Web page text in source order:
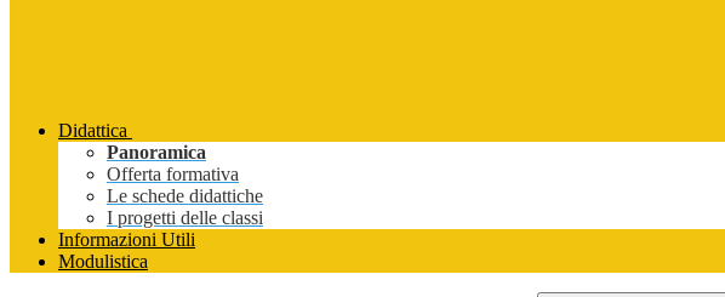
Didattica
Panoramica
Offerta formativa
Le schede didattiche
I progetti delle classi
Informazioni Utili
Modulistica